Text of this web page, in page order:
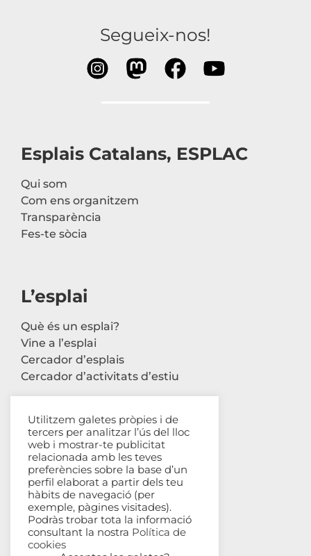
Segueix-nos!
Esplais Catalans, ESPLAC
Qui som
Com ens organitzem
Transparència
Fes-te sòcia
L’esplai
Què és un esplai?
Vine a l’esplai
Cercador d’esplais
Cercador d’activitats d’estiu
Contacte
Carrer Avinyó, 44 2n
08002 Barcelona
93 302 61 03
esplac@esplac.cat
Utilitzem galetes pròpies i de
tercers per analitzar l’ús del lloc
web i mostrar-te publicitat
relacionada amb les teves
preferències sobre la base d’un
perfil elaborat a partir dels teu
hàbits de navegació (per
exemple, pàgines visitades).
Podràs trobar tota la informació
consultant la nostra Política de
cookies